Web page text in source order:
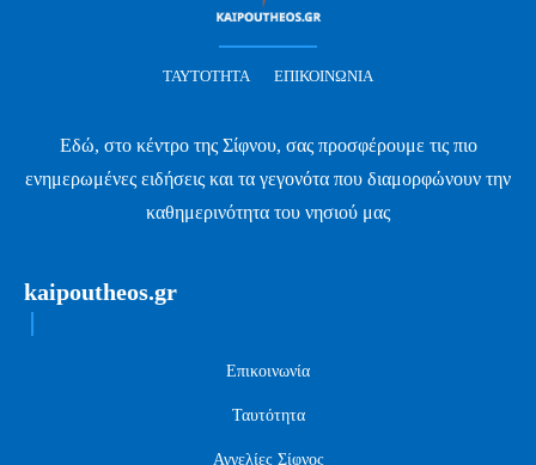
ΤΑΥΤΌΤΗΤΑ ΕΠΙΚΟΙΝΩΝΊΑ
Εδώ, στο κέντρο της Σίφνου, σας προσφέρουμε τις πιο
ενημερωμένες ειδήσεις και τα γεγονότα που διαμορφώνουν την
καθημερινότητα του νησιού μας
kaipoutheos.gr
Επικοινωνία
Ταυτότητα
Αγγελίες Σίφνος